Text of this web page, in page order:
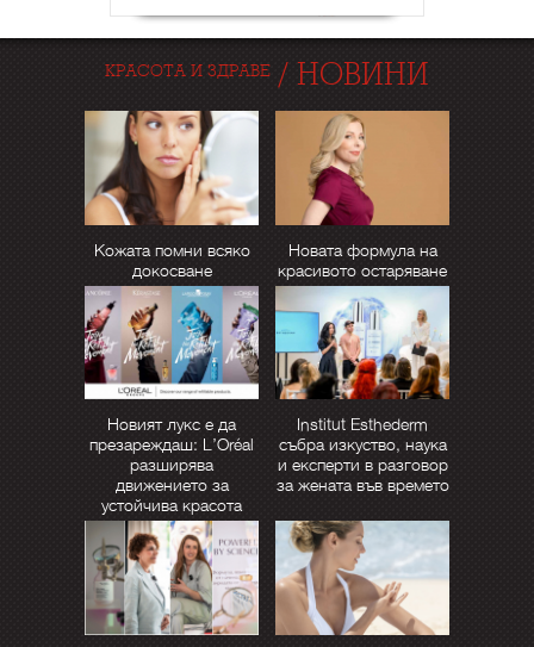
КРАСОТА И ЗДРАВЕ / НОВИНИ
Кожата помни всяко
докосване
Новата формула на
красивото остаряване
Новият лукс е да
презареждаш: L’Oréal
разширява
движението за
устойчива красота
Institut Esthederm
събра изкуство, наука
и експерти в разговор
за жената във времето